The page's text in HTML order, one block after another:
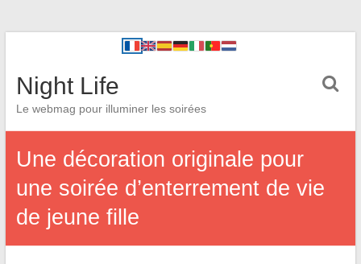
Night Life
Le webmag pour illuminer les soirées
Une décoration originale pour
une soirée d’enterrement de vie
de jeune fille